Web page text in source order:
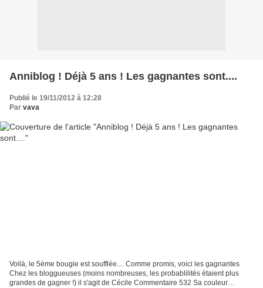
Anniblog ! Déjà 5 ans ! Les gagnantes sont....
Publié le 19/11/2012 à 12:28
Par vava
Voilà, le 5ème bougie est soufflée.... Comme promis, voici les gagnantes
Chez les bloggueuses (moins nombreuses, les probablilités étaient plus
grandes de gagner !) il s'agit de Cécile Commentaire 532 Sa couleur